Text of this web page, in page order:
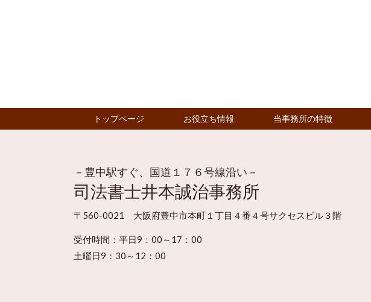
トップページ お役立ち情報 当事務所の特徴
－豊中駅すぐ、国道１７６号線沿い－
司法書士井本誠治事務所
〒560-0021 大阪府豊中市本町１丁目４番４号サクセスビル３階
受付時間： 平日9：00～17：00
土曜日9：30～12：00